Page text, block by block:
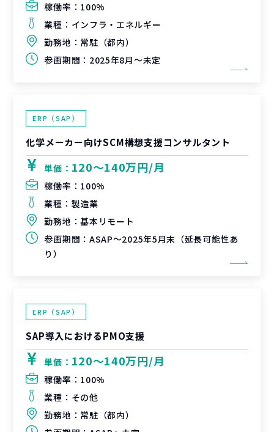
稼働率： 100%
業種： インフラ・エネルギー
勤務地： 常駐（都内）
参画期間： 2025年8月～未定
ERP（SAP）
化学メーカー向けSCM構想支援コンサルタント
単価： 120〜140万円/月
稼働率： 100%
業種： 製造業
勤務地：基本リモート
参画期間： ASAP～2025年5月末（延長可能性あ
り）
ERP（SAP）
SAP導入におけるPMO支援
単価： 120〜140万円/月
稼働率： 100%
業種： その他
勤務地： 常駐（都内）